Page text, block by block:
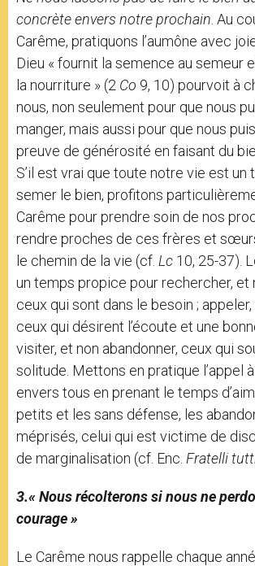
concrète envers notre prochain . Au
Carême, pratiquons l’aumône avec
Dieu « fournit la semence au semeur
la nourriture » (2 Co 9, 10) pourvoit à
nous, non seulement pour que nous
manger, mais aussi pour que nous
preuve de générosité en faisant du
S’il est vrai que toute notre vie est un
semer le bien, profitons
Carême pour prendre soin de nos
rendre proches de ces frères et
le chemin de la vie (cf. Lc 10, 25-37).
un temps propice pour rechercher, et
ceux qui sont dans le besoin ;
ceux qui désirent l’écoute et une
visiter, et non abandonner, ceux qui
solitude. Mettons en pratique l’appel
envers tous en prenant le temps
petits et les sans défense, les
méprisés, celui qui est victime de
de marginalisation (cf. Enc. Fratelli
3.« Nous récolterons si nous ne
courage »
Le Carême nous rappelle chaque